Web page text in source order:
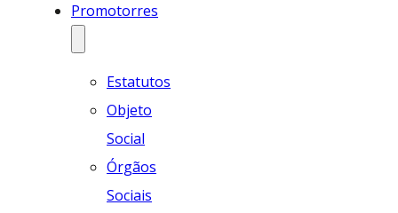
Promotorres
Estatutos
Objeto
Social
Órgãos
Sociais